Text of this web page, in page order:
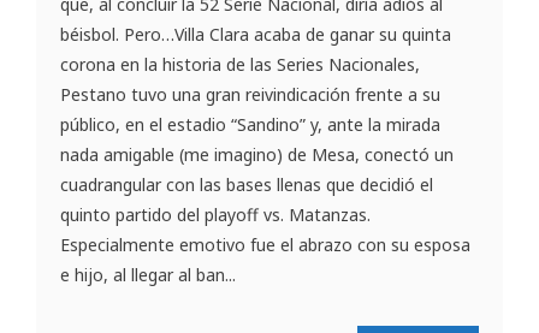
béisbol. Pero…Villa Clara acaba de ganar su quinta
corona en la historia de las Series Nacionales,
Pestano tuvo una gran reivindicación frente a su
público, en el estadio “Sandino” y, ante la mirada
nada amigable (me imagino) de Mesa, conectó un
cuadrangular con las bases llenas que decidió el
quinto partido del playoff vs. Matanzas.
Especialmente emotivo fue el abrazo con su esposa
e hijo, al llegar al ban...